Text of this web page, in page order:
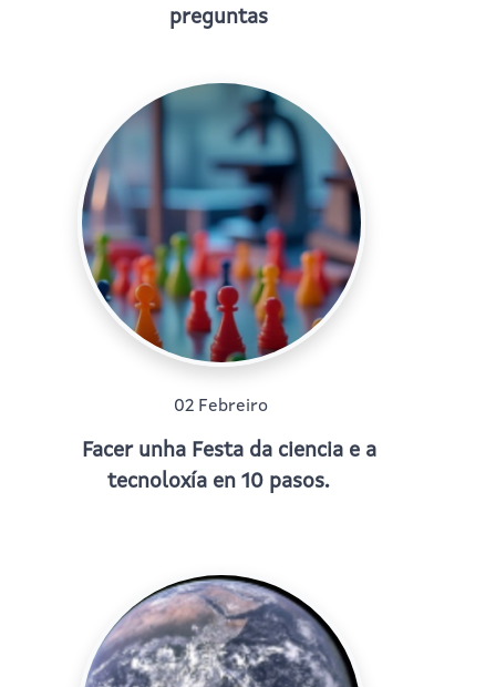
preguntas
02 Febreiro
Facer unha Festa da ciencia e a
tecnoloxía en 10 pasos.